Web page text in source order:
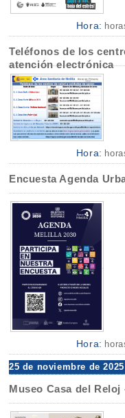
Hora:
Teléfonos de los
atención electrónica
Hora:
Encuesta Agenda
Hora:
25 de noviembre de 2025
Museo Casa del